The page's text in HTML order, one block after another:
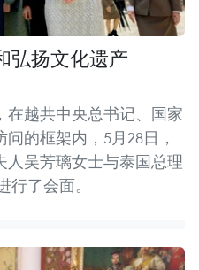
弘扬文化遗产
越共中央总书记、国家
的框架内，5月28日，
吴芳璃女士与泰国总理
行了会面。